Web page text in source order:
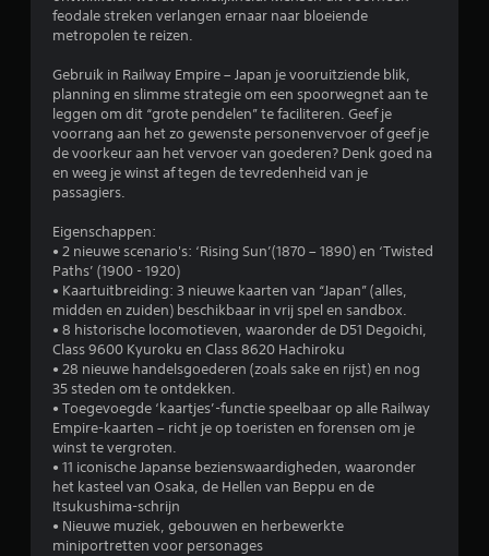
i
n
.
2
7
/
5
s
feodale streken verlangen ernaar naar bloeiende
metropolen te reizen.
Gebruik in Railway Empire – Japan je vooruitziende blik,
planning en slimme strategie om een spoorwegnet aan te
leggen om dit “grote pendelen” te faciliteren. Geef je
voorrang aan het zo gewenste personenvervoer of geef je
de voorkeur aan het vervoer van goederen? Denk goed na
en weeg je winst af tegen de tevredenheid van je
passagiers.
Eigenschappen:
• 2 nieuwe scenario's: ‘Rising Sun’(1870 – 1890) en ‘Twisted
Paths’ (1900 - 1920)
• Kaartuitbreiding: 3 nieuwe kaarten van “Japan” (alles,
midden en zuiden) beschikbaar in vrij spel en sandbox.
• 8 historische locomotieven, waaronder de D51 Degoichi,
Class 9600 Kyuroku en Class 8620 Hachiroku
• 28 nieuwe handelsgoederen (zoals sake en rijst) en nog
35 steden om te ontdekken.
• Toegevoegde ‘kaartjes’-functie speelbaar op alle Railway
Empire-kaarten – richt je op toeristen en forensen om je
winst te vergroten.
• 11 iconische Japanse bezienswaardigheden, waaronder
het kasteel van Osaka, de Hellen van Beppu en de
Itsukushima-schrijn
• Nieuwe muziek, gebouwen en herbewerkte
miniportretten voor personages